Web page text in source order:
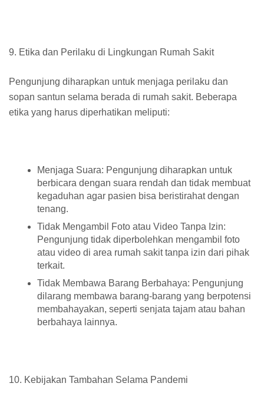
9. Etika dan Perilaku di Lingkungan Rumah Sakit
Pengunjung diharapkan untuk menjaga perilaku dan
sopan santun selama berada di rumah sakit. Beberapa
etika yang harus diperhatikan meliputi:
Menjaga Suara: Pengunjung diharapkan untuk
berbicara dengan suara rendah dan tidak membuat
kegaduhan agar pasien bisa beristirahat dengan
tenang.
Tidak Mengambil Foto atau Video Tanpa Izin:
Pengunjung tidak diperbolehkan mengambil foto
atau video di area rumah sakit tanpa izin dari pihak
terkait.
Tidak Membawa Barang Berbahaya: Pengunjung
dilarang membawa barang-barang yang berpotensi
membahayakan, seperti senjata tajam atau bahan
berbahaya lainnya.
10. Kebijakan Tambahan Selama Pandemi